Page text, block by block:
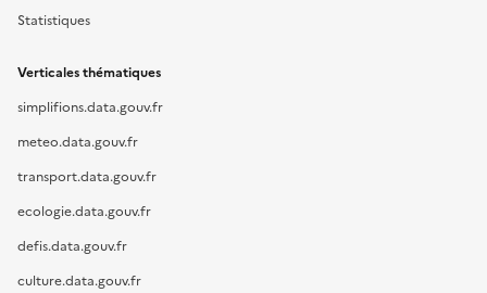
Statistiques
Verticales thématiques
simplifions.data.gouv.fr
meteo.data.gouv.fr
transport.data.gouv.fr
ecologie.data.gouv.fr
defis.data.gouv.fr
culture.data.gouv.fr